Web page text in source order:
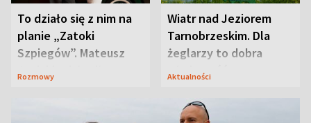
To działo się z nim na
planie „Zatoki
Szpiegów”. Mateusz
Janicki odsłonił
Rozmowy
Wiatr nad Jeziorem
Tarnobrzeskim. Dla
żeglarzy to dobra
wiadomość
Aktualności